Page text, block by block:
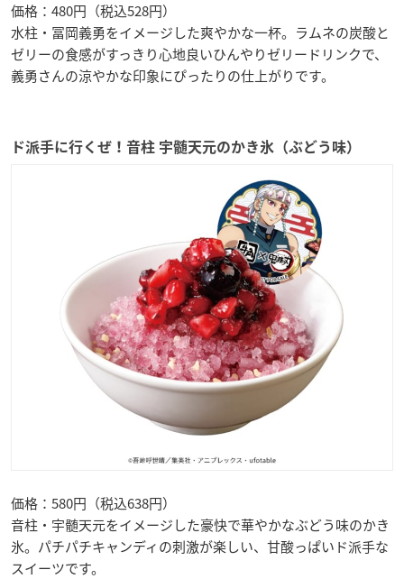
価格：480円（税込528円）
水柱・冨岡義勇をイメージした爽やかな一杯。ラムネの炭酸と
ゼリーの食感がすっきり心地良いひんやりゼリードリンクで、
義勇さんの涼やかな印象にぴったりの仕上がりです。
ド派手に行くぜ！音柱 宇髄天元のかき氷（ぶどう味）
価格：580円（税込638円）
音柱・宇髄天元をイメージした豪快で華やかなぶどう味のかき
氷。パチパチキャンディの刺激が楽しい、甘酸っぱいド派手な
スイーツです。